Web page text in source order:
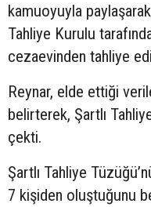
kamuoyuyla
Tahliye Kurulu
cezaevinden tahliye
Reynar, elde ettiği
belirterek, Şartlı
çekti.
Şartlı Tahliye
7 kişiden oluştuğunu